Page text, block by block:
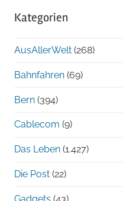
chronologisch
Kategorien
AusAllerWelt (268)
Bahnfahren (69)
Bern (394)
Cablecom (9)
Das Leben (1.427)
Die Post (22)